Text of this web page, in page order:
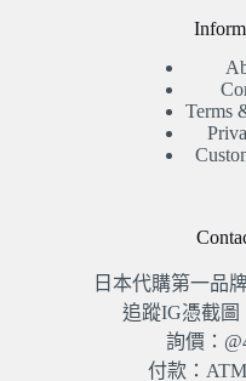
Terms
日本代購第一品
追蹤IG憑截圖
詢價：
付款：